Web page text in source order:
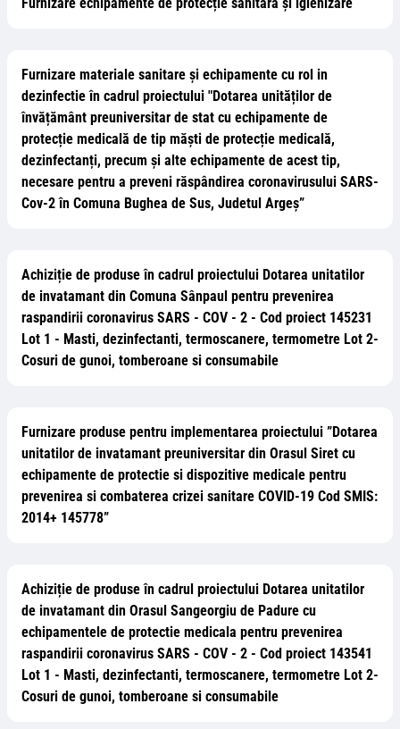
Furnizare materiale sanitare și echipamente cu rol in
dezinfectie în cadrul proiectului "Dotarea unităților de
învățământ preuniversitar de stat cu echipamente de
protecție medicală de tip măști de protecție medicală,
dezinfectanți, precum și alte echipamente de acest tip,
necesare pentru a preveni răspândirea coronavirusului SARS-
Cov-2 în Comuna Bughea de Sus, Judetul Argeș”
Achiziție de produse în cadrul proiectului Dotarea unitatilor
de invatamant din Comuna Sânpaul pentru prevenirea
raspandirii coronavirus SARS - COV - 2 - Cod proiect 145231
Lot 1 - Masti, dezinfectanti, termoscanere, termometre Lot 2-
Cosuri de gunoi, tomberoane si consumabile
Furnizare produse pentru implementarea proiectului ”Dotarea
unitatilor de invatamant preuniversitar din Orasul Siret cu
echipamente de protectie si dispozitive medicale pentru
prevenirea si combaterea crizei sanitare COVID-19 Cod SMIS:
2014+ 145778”
Achiziție de produse în cadrul proiectului Dotarea unitatilor
de invatamant din Orasul Sangeorgiu de Padure cu
echipamentele de protectie medicala pentru prevenirea
raspandirii coronavirus SARS - COV - 2 - Cod proiect 143541
Lot 1 - Masti, dezinfectanti, termoscanere, termometre Lot 2-
Cosuri de gunoi, tomberoane si consumabile